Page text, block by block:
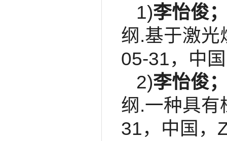
1)李怡俊
纲.基于激光
05-31，中
2)李怡俊
纲.一种具有
31，中国，